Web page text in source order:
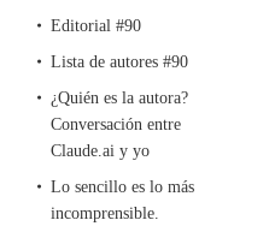
Editorial #90
Lista de autores #90
¿Quién es la autora?
Conversación entre
Claude.ai y yo
Lo sencillo es lo más
incomprensible.